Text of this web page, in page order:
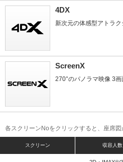
4DX
新次元の体感型アトラ
ScreenX
270°のパノラマ映像 3
各スクリーンNoをクリックすると、座席図
スクリーン 収容人数